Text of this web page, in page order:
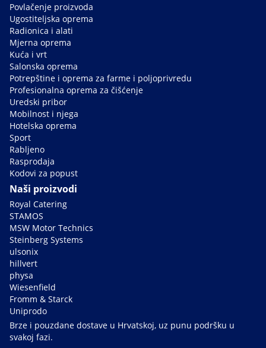
Povlačenje proizvoda
Ugostiteljska oprema
Radionica i alati
Mjerna oprema
Kuća i vrt
Salonska oprema
Potrepštine i oprema za farme i poljoprivredu
Profesionalna oprema za čišćenje
Uredski pribor
Mobilnost i njega
Hotelska oprema
Sport
Rabljeno
Rasprodaja
Kodovi za popust
Naši proizvodi
Royal Catering
STAMOS
MSW Motor Technics
Steinberg Systems
ulsonix
hillvert
physa
Wiesenfield
Fromm & Starck
Uniprodo
Brze i pouzdane dostave u Hrvatskoj, uz punu podršku u
svakoj fazi.